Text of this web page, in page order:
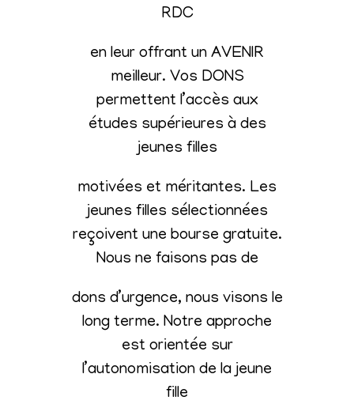
RDC
en leur offrant un AVENIR
meilleur. Vos DONS
permettent l’accès aux
études supérieures à des
jeunes filles
motivées et méritantes. Les
jeunes filles sélectionnées
reçoivent une bourse gratuite.
Nous ne faisons pas de
dons d’urgence, nous visons le
long terme. Notre approche
est orientée sur
l’autonomisation de la jeune
fille